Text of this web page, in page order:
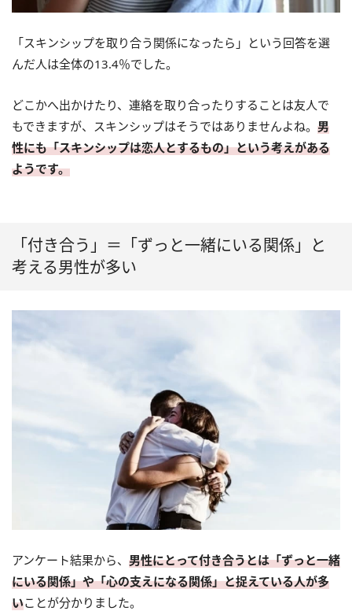
「スキンシップを取り合う関係になったら」という回答を選
んだ人は全体の13.4％でした。
どこかへ出かけたり、連絡を取り合ったりすることは友人で
もできますが、スキンシップはそうではありませんよね。 男
性にも「スキンシップは恋人とするもの」という考えがある
ようです。
「付き合う」＝「ずっと一緒にいる関係」と
考える男性が多い
アンケート結果から、 男性にとって付き合うとは「ずっと一緒
にいる関係」や「心の支えになる関係」と捉えている人が多
いことが分かりました。